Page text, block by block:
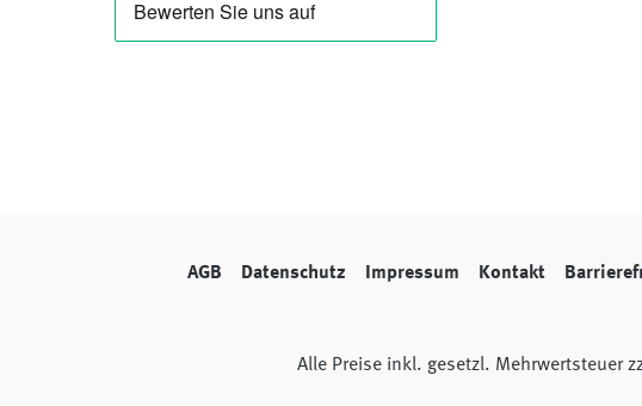
AGB Datenschutz Impressum Kontakt
Alle Preise inkl. gesetzl. Mehrwertsteuer